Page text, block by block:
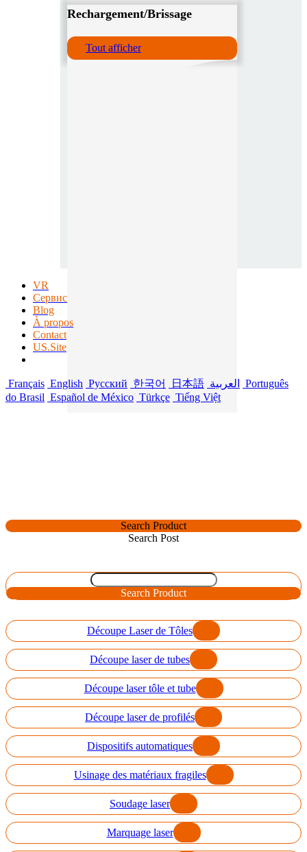
Rechargement/Brissage
Tout afficher
VR
Сервис
Blog
À propos
Contact
US.Site
Français English Русский 한국어 日本語 العربية
Português
do Brasil Español de México Türkçe Tiếng Việt
Search Product
Search Post
Search Product
Découpe Laser de Tôles
Découpe laser de tubes
Découpe laser tôle et tube
Découpe laser de profilés
Dispositifs automatiques
Usinage des matériaux fragiles
Soudage laser
Marquage laser